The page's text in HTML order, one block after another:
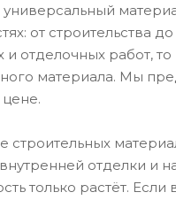
от строительства
и отделочных работ,
материала. Мы
строительных
отделки и
только растёт.